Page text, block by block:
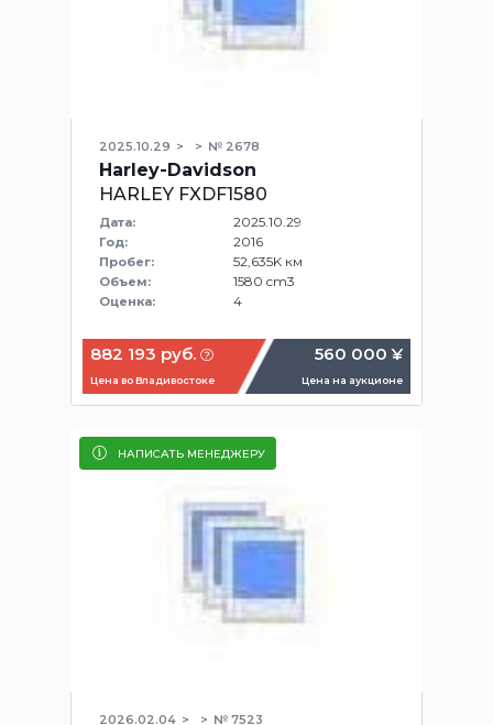
2025.10.29 № 2678
Harley-Davidson
HARLEY FXDF1580
Дата: 2025.10.29
Год: 2016
Пробег: 52,635K км
Объем: 1580 cm3
Оценка: 4
882 193 руб.
Цена во Владивостоке
560 000 ¥
Цена на аукционе
НАПИСАТЬ МЕНЕДЖЕРУ
2026.02.04 № 7523